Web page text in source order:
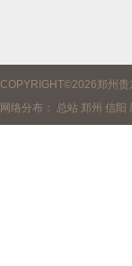
COPYRIGHT©2026郑州
网络分布： 总站 郑州 信阳